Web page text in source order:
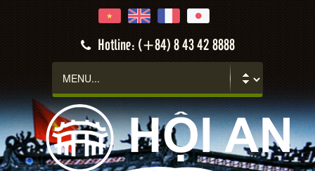
Hotline: (+84) 8 43 42 8888